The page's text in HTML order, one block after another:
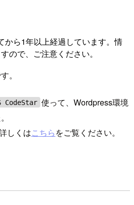
から1年以上経過しています。情
ので、ご注意ください。
。
CodeStar 使って、Wordpress環境
しくはこちらをご覧ください。